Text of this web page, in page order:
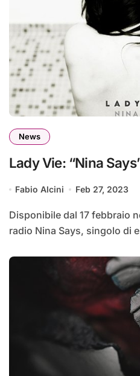
News
Lady Vie: “Nina
Fabio Alcini Feb 27, 2023
Disponibile dal 17 febbraio nelle piattaforme digitali e in
radio Nina Says, singolo di